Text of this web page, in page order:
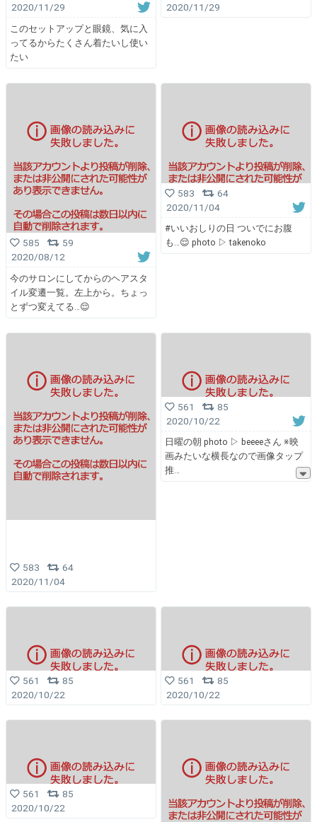
2020/11/29
このセットアップと眼鏡、気に入
ってるからたくさん着たいし使い
たい
2020/11/29
585
59
2020/08/12
今のサロンにしてからのヘアスタ
イル変遷一覧。左上から。ちょっ
とずつ変えてる…😌
583
64
2020/11/04
#いいおしりの日 ついでにお腹
も…😌 photo ▷ takenoko
583
64
2020/11/04
561
85
2020/10/22
日曜の朝 photo ▷ beeeeさん ※映
画みたいな横長なので画像タップ
推
561
85
2020/10/22
561
85
2020/10/22
561
85
2020/10/22